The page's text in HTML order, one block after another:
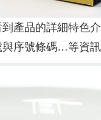
產品的詳細特色介
序號條碼…等資訊